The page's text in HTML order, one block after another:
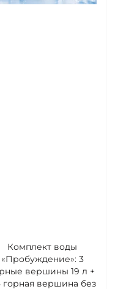
Комплект воды
«Пробуждение»: 3
вершины 19 л +
горная вершина без